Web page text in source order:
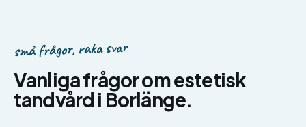
små frågor, raka svar
Vanliga frågor omestetisk
tandvård i Borlänge.